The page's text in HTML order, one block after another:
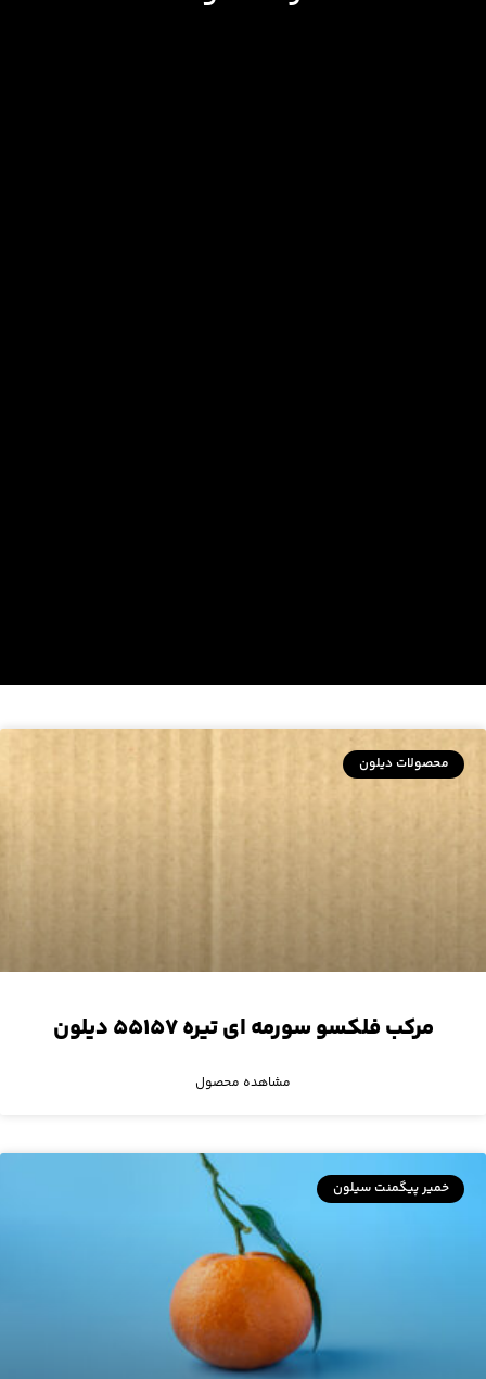
محصولات دیلون
مرکب فلکسو سورمه ای تیره ۵۵۱۵۷ دیلون
مشاهده محصول
خمیر پیگمنت سیلون